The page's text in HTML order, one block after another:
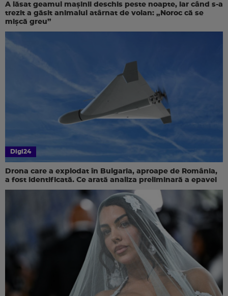
A lăsat geamul mașinii deschis peste noapte, iar când s-a
trezit a găsit animalul atârnat de volan: „Noroc că se
mișcă greu”
Digi24
Drona care a explodat în Bulgaria, aproape de România,
a fost identificată. Ce arată analiza preliminară a epavei